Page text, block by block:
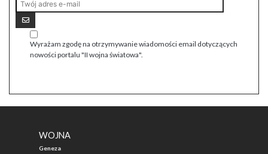
Wyrażam zgodę na otrzymywanie wiadomości email dotyczących
nowości portalu "II wojna światowa".
WOJNA
Geneza